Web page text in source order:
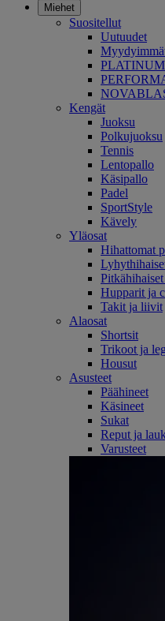
Miehet
Suositellut
Uutuudet
Kengät
Juoksu
Polkujuoksu
Tennis
Lentopallo
Käsipallo
Padel
SportStyle
Kävely
Yläosat
Hihattomat
Hupparit ja
Takit ja liivit
Alaosat
Shortsit
Trikoot ja
Housut
Asusteet
Päähineet
Käsineet
Sukat
Reput ja
Varusteet